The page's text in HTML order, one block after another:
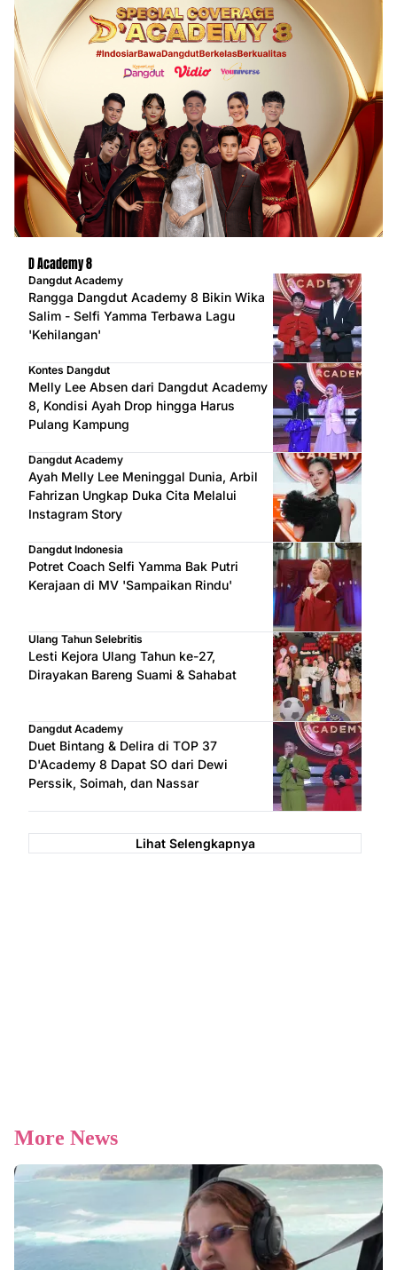
D Academy 8
Dangdut Academy
Rangga Dangdut Academy 8 Bikin Wika
Salim - Selfi Yamma Terbawa Lagu
'Kehilangan'
Kontes Dangdut
Melly Lee Absen dari Dangdut Academy
8, Kondisi Ayah Drop hingga Harus
Pulang Kampung
Dangdut Academy
Ayah Melly Lee Meninggal Dunia, Arbil
Fahrizan Ungkap Duka Cita Melalui
Instagram Story
Dangdut Indonesia
Potret Coach Selfi Yamma Bak Putri
Kerajaan di MV 'Sampaikan Rindu'
Ulang Tahun Selebritis
Lesti Kejora Ulang Tahun ke-27,
Dirayakan Bareng Suami & Sahabat
Dangdut Academy
Duet Bintang & Delira di TOP 37
D'Academy 8 Dapat SO dari Dewi
Perssik, Soimah, dan Nassar
Lihat Selengkapnya
More News